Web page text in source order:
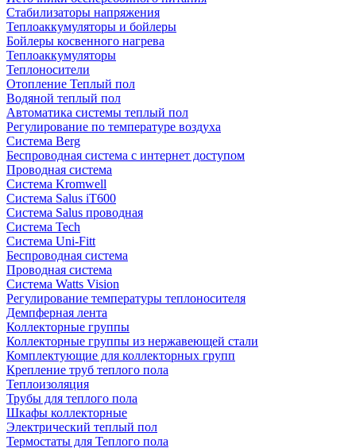
Стабилизаторы напряжения
Теплоаккумуляторы и бойлеры
Бойлеры косвенного нагрева
Теплоаккумуляторы
Теплоносители
Отопление Теплый пол
Водяной теплый пол
Автоматика системы теплый пол
Регулирование по температуре воздуха
Система Berg
Беспроводная система с интернет доступом
Проводная система
Система Kromwell
Система Salus iT600
Система Salus проводная
Система Tech
Система Uni-Fitt
Беспроводная система
Проводная система
Система Watts Vision
Регулирование температуры теплоносителя
Демпферная лента
Коллекторные группы
Коллекторные группы из нержавеющей стали
Комплектующие для коллекторных групп
Крепление труб теплого пола
Теплоизоляция
Трубы для теплого пола
Шкафы коллекторные
Электрический теплый пол
Термостаты для Теплого пола